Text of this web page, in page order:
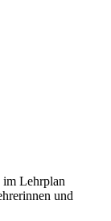
im Lehrplan
und